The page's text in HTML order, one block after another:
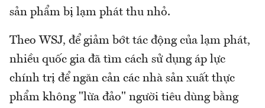
sản phẩm bị lạm phát thu nhỏ.
Theo WSJ, để giảm bớt tác động của lạm phát,
nhiều quốc gia đã tìm cách sử dụng áp lực
chính trị để ngăn cản các nhà sản xuất thực
phẩm không "lừa đảo" người tiêu dùng bằng